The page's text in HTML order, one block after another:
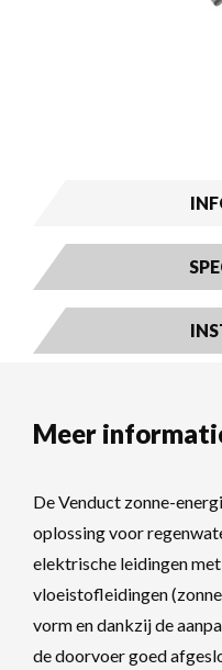
Meer
De Venduct zonne-
oplossing voor
elektrische leidingen
vloeistofleidingen
vorm en dankzij de
de doorvoer goed